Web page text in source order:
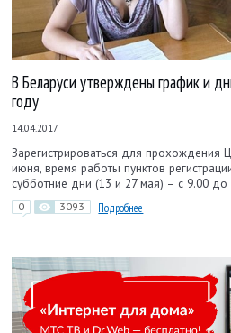
В Беларуси утверждены график и
году
14.04.2017
Зарегистрироваться для
июня, время работы пунктов
субботние дни (13 и 27 мая) – с 9.00 до
0 3093 Подробнее